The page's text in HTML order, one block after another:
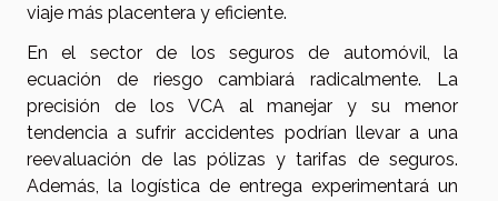
viaje más placentera y eficiente.
En el sector de los seguros de automóvil, la
ecuación de riesgo cambiará radicalmente. La
precisión de los VCA al manejar y su menor
tendencia a sufrir accidentes podrían llevar a una
reevaluación de las pólizas y tarifas de seguros.
Además, la logística de entrega experimentará un